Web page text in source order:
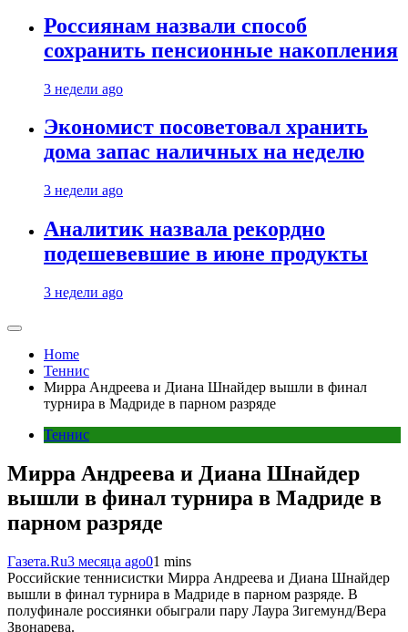
Россиянам назвали способ
сохранить пенсионные накопления
3 недели ago
Экономист посоветовал хранить
дома запас наличных на неделю
3 недели ago
Аналитик назвала рекордно
подешевевшие в июне продукты
3 недели ago
Home
Теннис
Мирра Андреева и Диана Шнайдер вышли в финал
турнира в Мадриде в парном разряде
Теннис
Мирра Андреева и Диана Шнайдер
вышли в финал турнира в Мадриде в
парном разряде
Газета.Ru3 месяца ago01 mins
Российские теннисистки Мирра Андреева и Диана Шнайдер
вышли в финал турнира в Мадриде в парном разряде. В
полуфинале россиянки обыграли пару Лаура Зигемунд/Вера
Звонарева.